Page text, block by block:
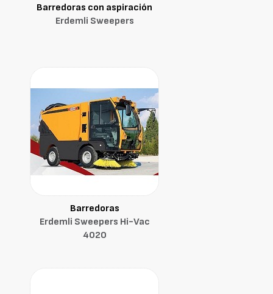
Barredoras con aspiración
Erdemli Sweepers
Barredoras
Erdemli Sweepers Hi-Vac
4020